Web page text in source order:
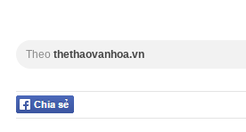
Theo thethaovanhoa.vn